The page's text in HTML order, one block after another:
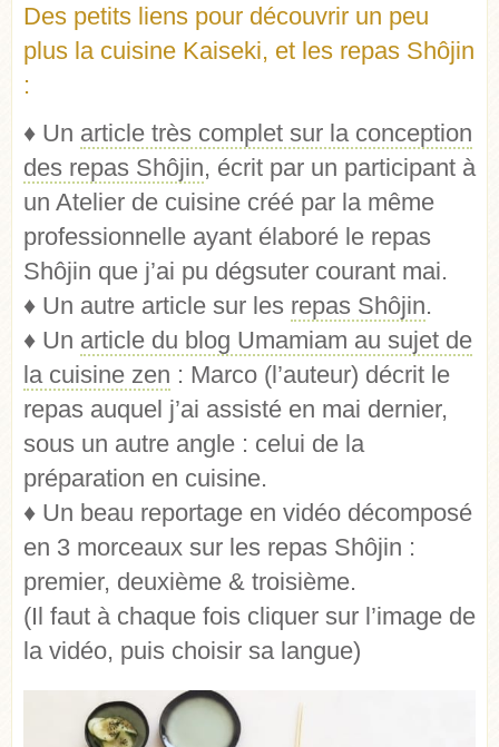
Des petits liens pour découvrir un peu
plus la cuisine Kaiseki, et les repas Shôjin
:
♦ Un article très complet sur la conception
des repas Shôjin, écrit par un participant à
un Atelier de cuisine créé par la même
professionnelle ayant élaboré le repas
Shôjin que j’ai pu dégsuter courant mai.
♦ Un autre article sur les repas Shôjin.
♦ Un article du blog Umamiam au sujet de
la cuisine zen : Marco (l’auteur) décrit le
repas auquel j’ai assisté en mai dernier,
sous un autre angle : celui de la
préparation en cuisine.
♦ Un beau reportage en vidéo décomposé
en 3 morceaux sur les repas Shôjin :
premier, deuxième & troisième.
(Il faut à chaque fois cliquer sur l’image de
la vidéo, puis choisir sa langue)